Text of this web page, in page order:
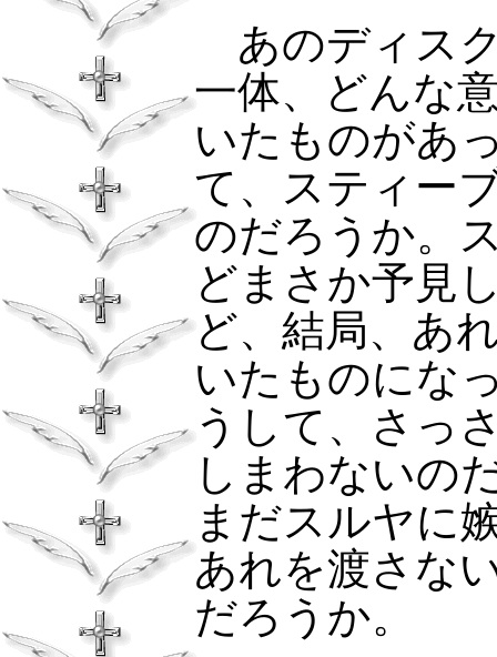
あのディス
一体、どんな
いたものがあ
て、スティー
のだろうか。
どまさか予見
ど、結局、あ
いたものにな
うして、さっ
しまわないの
まだスルヤに
あれを渡さな
だろうか。